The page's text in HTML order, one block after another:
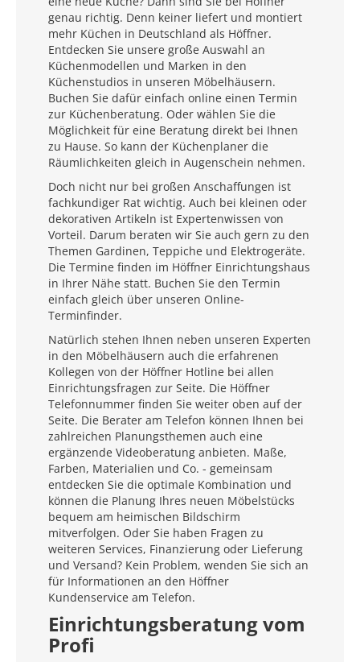
genau richtig. Denn keiner liefert und montiert
mehr Küchen in Deutschland als Höffner.
Entdecken Sie unsere große Auswahl an
Küchenmodellen und Marken in den
Küchenstudios in unseren Möbelhäusern.
Buchen Sie dafür einfach online einen Termin
zur Küchenberatung. Oder wählen Sie die
Möglichkeit für eine Beratung direkt bei Ihnen
zu Hause. So kann der Küchenplaner die
Räumlichkeiten gleich in Augenschein nehmen.
Doch nicht nur bei großen Anschaffungen ist
fachkundiger Rat wichtig. Auch bei kleinen oder
dekorativen Artikeln ist Expertenwissen von
Vorteil. Darum beraten wir Sie auch gern zu den
Themen Gardinen, Teppiche und Elektrogeräte.
Die Termine finden im Höffner Einrichtungshaus
in Ihrer Nähe statt. Buchen Sie den Termin
einfach gleich über unseren Online-
Terminfinder.
Natürlich stehen Ihnen neben unseren Experten
in den Möbelhäusern auch die erfahrenen
Kollegen von der Höffner Hotline bei allen
Einrichtungsfragen zur Seite. Die Höffner
Telefonnummer finden Sie weiter oben auf der
Seite. Die Berater am Telefon können Ihnen bei
zahlreichen Planungsthemen auch eine
ergänzende Videoberatung anbieten. Maße,
Farben, Materialien und Co. - gemeinsam
entdecken Sie die optimale Kombination und
können die Planung Ihres neuen Möbelstücks
bequem am heimischen Bildschirm
mitverfolgen. Oder Sie haben Fragen zu
weiteren Services, Finanzierung oder Lieferung
und Versand? Kein Problem, wenden Sie sich an
für Informationen an den Höffner
Kundenservice am Telefon.
Einrichtungsberatung vom
Profi